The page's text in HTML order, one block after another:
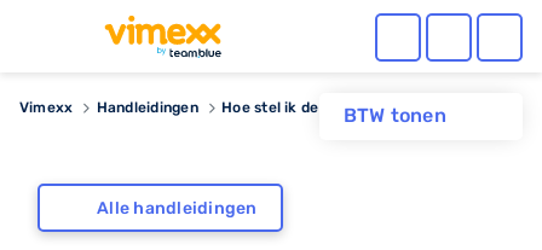
BTW tonen
Vimexx Handleidingen Hoe stel ik de cronjobs in voor Magento?
Alle handleidingen